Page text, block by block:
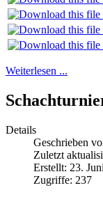
Weiterlesen ...
Details
Geschrieben
Zuletzt
Erstellt: 23.
Zugriffe: 237